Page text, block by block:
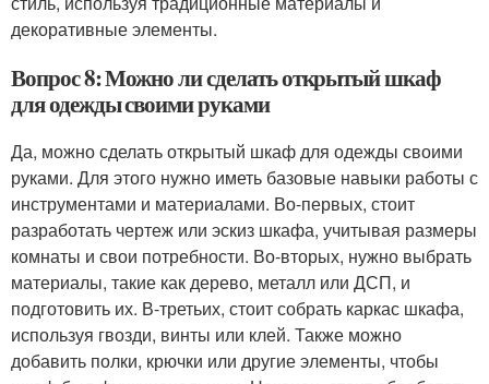
декоративные элементы.
Вопрос 8: Можно ли сделать открытый шкаф
для одежды своими руками
Да, можно сделать открытый шкаф для одежды своими
руками. Для этого нужно иметь базовые навыки работы с
инструментами и материалами. Во-первых, стоит
разработать чертеж или эскиз шкафа, учитывая размеры
комнаты и свои потребности. Во-вторых, нужно выбрать
материалы, такие как дерево, металл или ДСП, и
подготовить их. В-третьих, стоит собрать каркас шкафа,
используя гвозди, винты или клей. Также можно
добавить полки, крючки или другие элементы, чтобы